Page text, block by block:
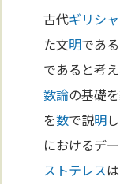
古代ギリシャ
た文明である
であると考
数論の基礎
を数で説明
におけるデ
ストテレス